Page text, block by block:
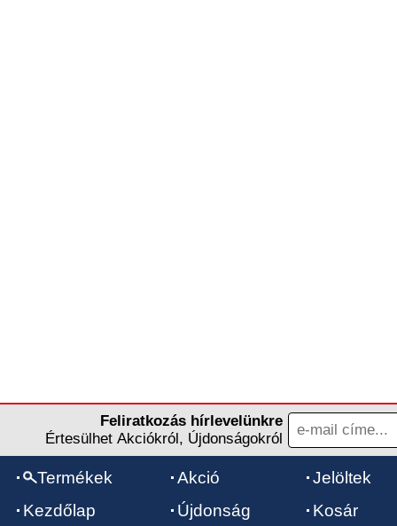
Feliratkozás hírlevelünkre
Értesülhet Akciókról, Újdonságokról
Termékek
Kezdőlap
Akció
Újdonság
Jelöltek
Kosár